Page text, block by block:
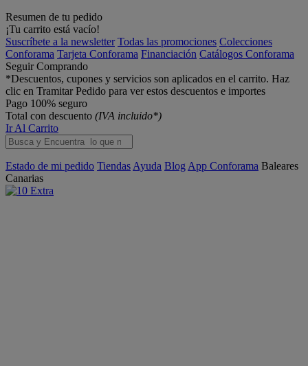
Resumen de tu pedido
¡Tu carrito está vacío!
Suscríbete a la newsletter Todas las promociones Colecciones
Conforama Tarjeta Conforama Financiación Catálogos Conforama
Seguir Comprando
*Descuentos, cupones y servicios son aplicados en el carrito. Haz
clic en Tramitar Pedido para ver estos descuentos e importes
Pago 100% seguro
Total con descuento (IVA incluido*)
Ir Al Carrito
Estado de mi pedido Tiendas Ayuda Blog App Conforama Baleares
Canarias